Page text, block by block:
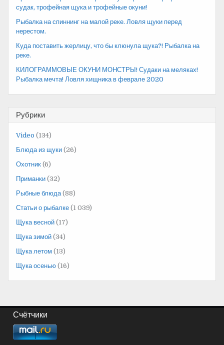
судак, трофейная щука и трофейные окуни!
Рыбалка на спиннинг на малой реке. Ловля щуки перед
нерестом.
Куда поставить жерлицу, что бы клюнула щука?! Рыбалка на
реке.
КИЛОГРАММОВЫЕ ОКУНИ МОНСТРЫ! Судаки на меляках!
Рыбалка мечта! Ловля хищника в феврале 2020
Рубрики
Video (134)
Блюда из щуки (26)
Охотник (6)
Приманки (32)
Рыбные блюда(88)
Статьи о рыбалке (1 039)
Щука весной (17)
Щука зимой (34)
Щука летом (13)
Щука осенью (16)
Счётчики